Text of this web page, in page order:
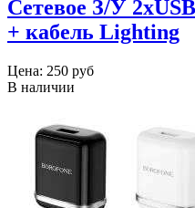
Сетевое З/У
+ кабель Lighting
Цена: 250 руб
В наличии